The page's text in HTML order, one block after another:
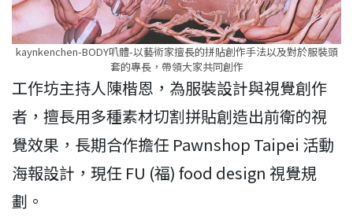
kaynkenchen-BODY叭體-以藝術家擅長的拼貼創作手法以及對於服裝頭
套的專長，帶領大家共同創作
工作坊主持人陳楷恩，為服裝設計與視覺創作
者，擅長用多種素材切割拼貼創造出前衛的視
覺效果，長期合作擔任 Pawnshop Taipei 活動
海報設計，現任 FU (福) food design 視覺規
劃。